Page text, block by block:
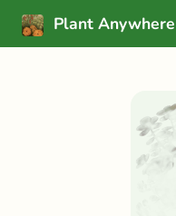
Plant Anywhere